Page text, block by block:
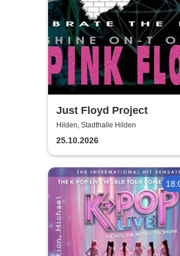
Just Floyd Project
Hilden, Stadthalle Hilden
25.10.2026